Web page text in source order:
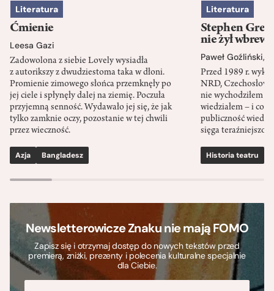
Literatura
Ćmienie
Leesa Gazi
Zadowolona z siebie Lovely wysiadła
z autorikszy z dwudziestoma taka w dłoni.
Promienie zimowego słońca przemknęły po
jej ciele i spłynęły dalej na ziemię. Poczuła
przyjemną senność. Wydawało jej się, że jak
tylko zamknie oczy, pozostanie w tej chwili
przez wieczność.
Azja Bangladesz
Literatura
Stephen
nie żył wbrew
Paweł Goźliński,
Przed 1989 r.
NRD,
nie wychodziłem
wiedziałem – i co
publiczność
sięga
Historia teatru
Newsletterowicze Znaku nie mają FOMO
Zapisz się i otrzymaj dostęp do nowych tekstów przed
premierą, zniżki, prezenty i polecenia kulturalne specjalnie
dla Ciebie.